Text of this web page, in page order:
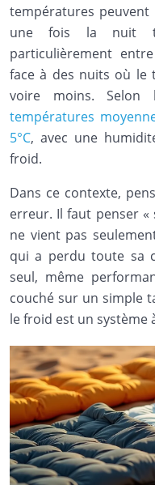
températures
une fois la nuit
particulièrement
face à des nuits où le
voire moins. Selon
températures
5°C, avec une
froid.
Dans ce contexte,
erreur. Il faut penser «
ne vient pas
qui a perdu toute sa
seul, même
couché sur un simple
le froid est un système